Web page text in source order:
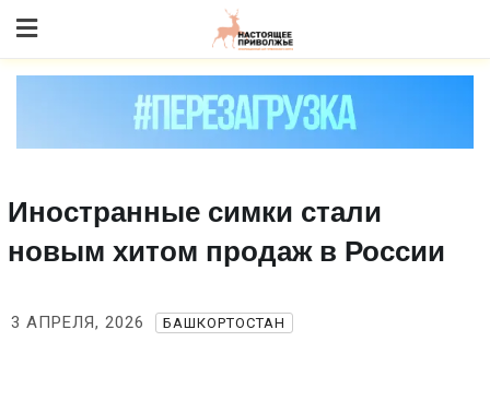
to content
Иностранные симки стали
новым хитом продаж в России
3 АПРЕЛЯ, 2026 БАШКОРТОСТАН